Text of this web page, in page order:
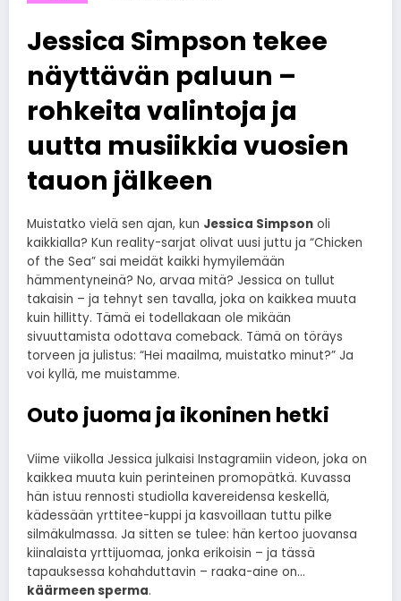
Jessica Simpson tekee
näyttävän paluun –
rohkeita valintoja ja
uutta musiikkia vuosien
tauon jälkeen
Muistatko vielä sen ajan, kun Jessica Simpson oli
kaikkialla? Kun reality-sarjat olivat uusi juttu ja “Chicken
of the Sea” sai meidät kaikki hymyilemään
hämmentyneinä? No, arvaa mitä? Jessica on tullut
takaisin – ja tehnyt sen tavalla, joka on kaikkea muuta
kuin hillitty. Tämä ei todellakaan ole mikään
sivuuttamista odottava comeback. Tämä on töräys
torveen ja julistus: “Hei maailma, muistatko minut?” Ja
voi kyllä, me muistamme.
Outo juoma ja ikoninen hetki
Viime viikolla Jessica julkaisi Instagramiin videon, joka on
kaikkea muuta kuin perinteinen promopätkä. Kuvassa
hän istuu rennosti studiolla kavereidensa keskellä,
kädessään yrttitee-kuppi ja kasvoillaan tuttu pilke
silmäkulmassa. Ja sitten se tulee: hän kertoo juovansa
kiinalaista yrttijuomaa, jonka erikoisin – ja tässä
tapauksessa kohahduttavin – raaka-aine on…
käärmeen sperma.